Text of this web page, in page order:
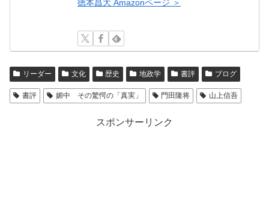
徳本昌大 Amazonページ ＞
リーダー 文化 歴史 地政学 書評 ブログ
書評 媚中 その驚愕の「真実」 門田隆将 山上信吾
スポンサーリンク